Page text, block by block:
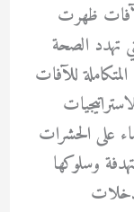
ظهرت
تهدد الصحة
للآفات
على الحشرات
وسلوكها